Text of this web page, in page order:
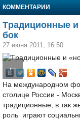
КОММЕНТАРИИ
Tрадиционные
бок
27 июня 2011, 16:50
←
На международном
столице России -
традиционные, в так
роль играют